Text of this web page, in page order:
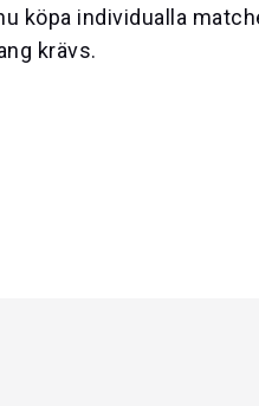
köpa individualla
krävs.